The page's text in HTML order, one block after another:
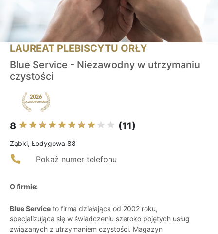
LAUREAT PLEBISCYTU ORŁY
Blue Service - Niezawodny w utrzymaniu
czystości
8 (11)
Ząbki, Łodygowa 88
Pokaż numer telefonu
O firmie:
Blue Service to firma działająca od 2002 roku,
specjalizująca się w świadczeniu szeroko pojętych usług
związanych z utrzymaniem czystości. Magazyn